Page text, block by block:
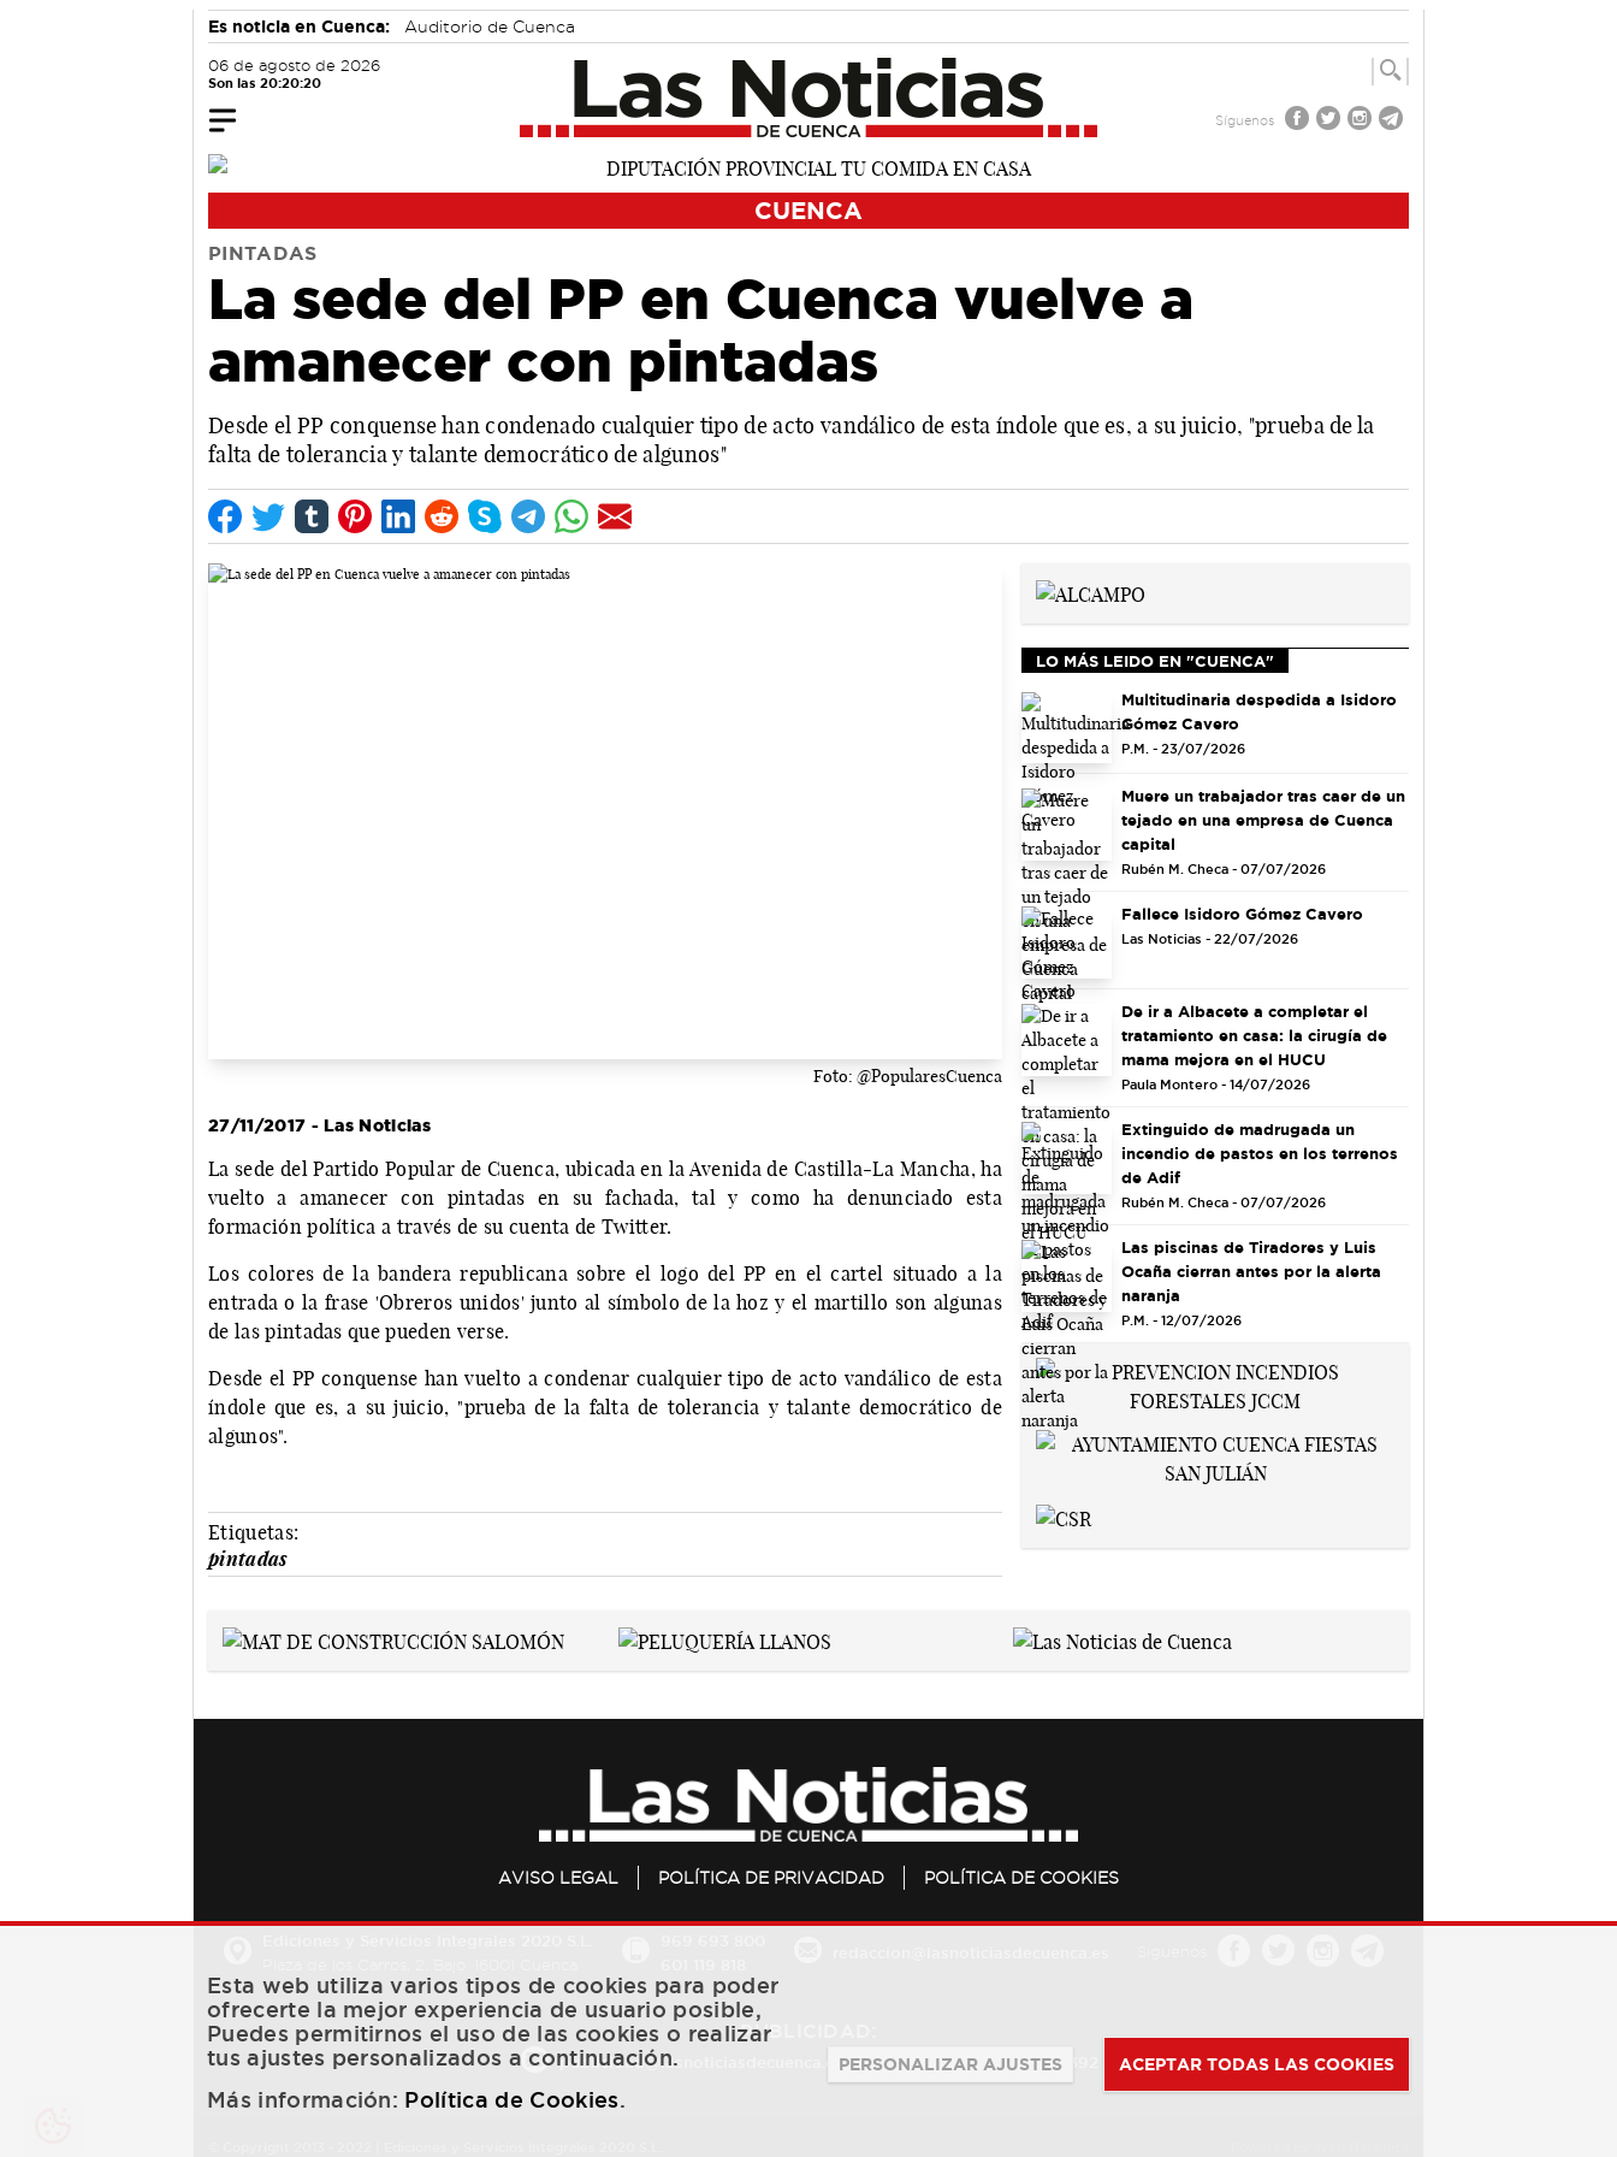
Es noticia en Cuenca: Auditorio de Cuenca
06 de agosto de 2026
Son las 20:20:20
Síguenos
CUENCA
PINTADAS
La sede del PP en Cuenca vuelve a
amanecer con pintadas
Desde el PP conquense han condenado cualquier tipo de acto vandálico de esta índole que es, a su juicio, "prueba de la
falta de tolerancia y talante democrático de algunos"
Foto: @PopularesCuenca
27/11/2017 - Las Noticias
La sede del Partido Popular de Cuenca, ubicada en la Avenida de Castilla-La Mancha, ha
vuelto a amanecer con pintadas en su fachada, tal y como ha denunciado esta
formación política a través de su cuenta de Twitter.
Los colores de la bandera republicana sobre el logo del PP en el cartel situado a la
entrada o la frase 'Obreros unidos' junto al símbolo de la hoz y el martillo son algunas
de las pintadas que pueden verse.
Desde el PP conquense han vuelto a condenar cualquier tipo de acto vandálico de esta
índole que es, a su juicio, "prueba de la falta de tolerancia y talante democrático de
algunos".
Etiquetas:
pintadas
LO MÁS LEIDO EN "CUENCA"
Multitudinaria despedida a Isidoro
Gómez Cavero
P.M. - 23/07/2026
Muere un trabajador tras caer de un
tejado en una empresa de Cuenca
capital
Rubén M. Checa - 07/07/2026
Fallece Isidoro Gómez Cavero
Las Noticias - 22/07/2026
De ir a Albacete a completar el
tratamiento en casa: la cirugía de
mama mejora en el HUCU
Paula Montero - 14/07/2026
Extinguido de madrugada un
incendio de pastos en los terrenos
de Adif
Rubén M. Checa - 07/07/2026
Las piscinas de Tiradores y Luis
Ocaña cierran antes por la alerta
naranja
P.M. - 12/07/2026
AVISO LEGAL POLÍTICA DE PRIVACIDAD POLÍTICA DE COOKIES
PUBLICIDAD:
publicidad@lasnoticiasdecuenca.es 684 126 573 / 670 726 392
Esta web utiliza varios tipos de cookies para poder
ofrecerte la mejor experiencia de usuario posible,
Puedes permitirnos el uso de las cookies o realizar
tus ajustes personalizados a continuación.
Más información: Política de Cookies.
PERSONALIZAR AJUSTES ACEPTAR TODAS LAS COOKIES